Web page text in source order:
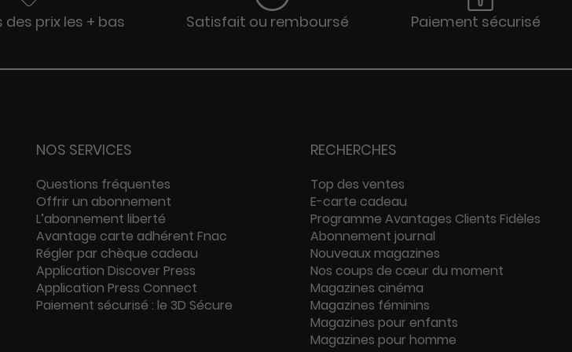
prix les + bas Satisfait ou remboursé Paiement sécurisé
NOS SERVICES
Questions fréquentes
Offrir un abonnement
L’abonnement liberté
Avantage carte adhérent Fnac
Régler par chèque cadeau
Application Discover Press
Application Press Connect
Paiement sécurisé : le 3D Sécure
RECHERCHES
Top des ventes
E-carte cadeau
Programme Avantages Clients Fidèles
Abonnement journal
Nouveaux magazines
Nos coups de cœur du moment
Magazines cinéma
Magazines féminins
Magazines pour enfants
Magazines pour homme